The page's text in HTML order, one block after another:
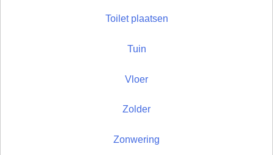
Toilet plaatsen
Tuin
Vloer
Zolder
Zonwering